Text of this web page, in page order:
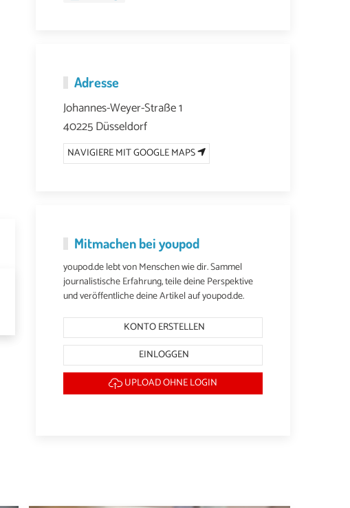
Adresse
Johannes-Weyer-Straße 1
40225 Düsseldorf
NAVIGIERE MIT GOOGLE MAPS
Mitmachen bei youpod
youpod.de lebt von Menschen wie dir. Sammel
journalistische Erfahrung, teile deine Perspektive
und veröffentliche deine Artikel auf youpod.de.
KONTO ERSTELLEN
EINLOGGEN
UPLOAD OHNE LOGIN